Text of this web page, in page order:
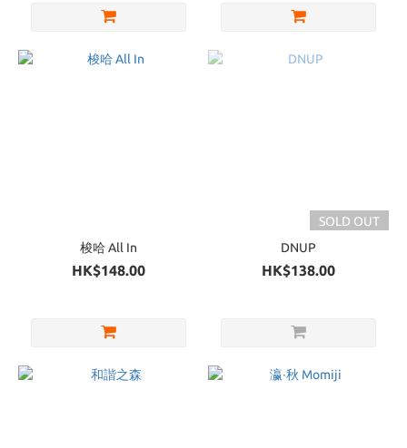
梭哈 All In
HK$148.00
SOLD OUT
DNUP
HK$138.00